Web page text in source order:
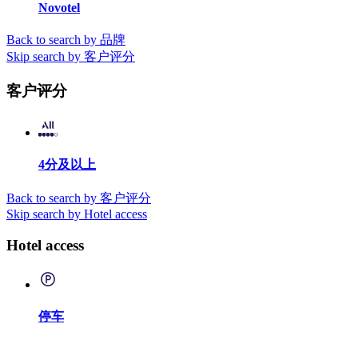
Novotel
Back to search by 品牌
Skip search by 客户评分
客户评分
4分及以上
Back to search by 客户评分
Skip search by Hotel access
Hotel access
停车